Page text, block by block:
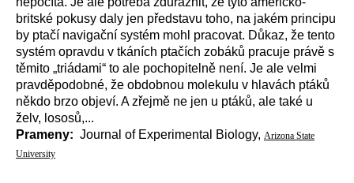
britské pokusy daly jen představu toho, na jakém principu
by ptačí navigační systém mohl pracovat. Důkaz, že tento
systém opravdu v tkáních ptačích zobáků pracuje právě s
těmito „triádami“ to ale pochopitelně není. Je ale velmi
pravděpodobné, že obdobnou molekulu v hlavách ptáků
někdo brzo objeví. A zřejmě ne jen u ptáků, ale také u
želv, lososů,...
Prameny: Journal of Experimental Biology, Arizona State
University